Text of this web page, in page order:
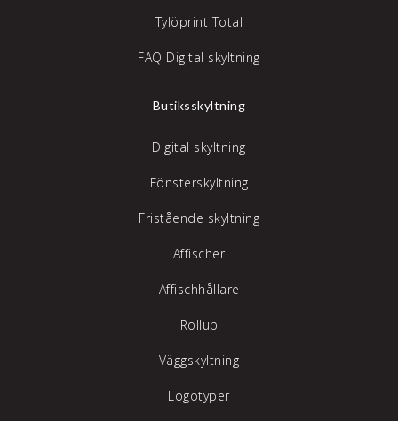
Tylöprint Total
FAQ Digital skyltning
Butiksskyltning
Digital skyltning
Fönsterskyltning
Fristående skyltning
Affischer
Affischhållare
Rollup
Väggskyltning
Logotyper